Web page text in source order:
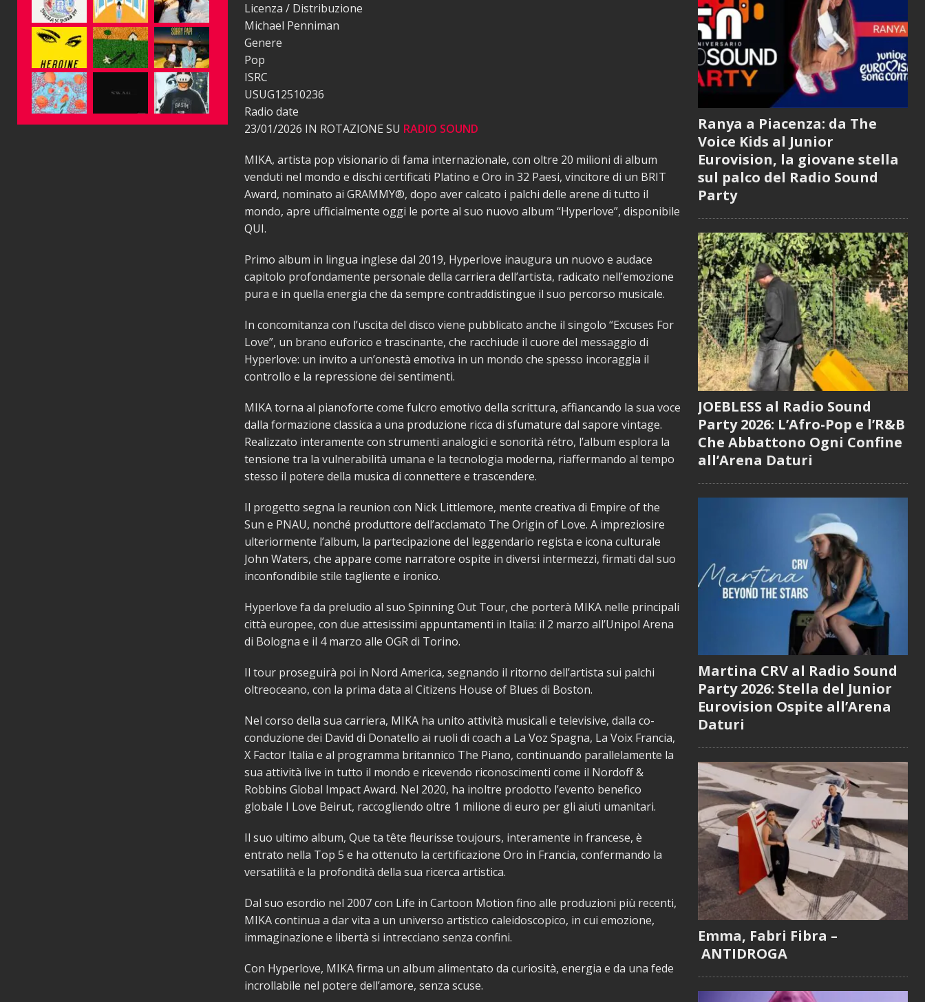
Licenza / Distribuzione
Michael Penniman
Genere
Pop
ISRC
USUG12510236
Radio date
23/01/2026 IN ROTAZIONE SU RADIO SOUND
MIKA, artista pop visionario di fama internazionale, con oltre 20 milioni di album
venduti nel mondo e dischi certificati Platino e Oro in 32 Paesi, vincitore di un BRIT
Award, nominato ai GRAMMY®, dopo aver calcato i palchi delle arene di tutto il
mondo, apre ufficialmente oggi le porte al suo nuovo album “Hyperlove”, disponibile
QUI.
Primo album in lingua inglese dal 2019, Hyperlove inaugura un nuovo e audace
capitolo profondamente personale della carriera dell’artista, radicato nell’emozione
pura e in quella energia che da sempre contraddistingue il suo percorso musicale.
In concomitanza con l’uscita del disco viene pubblicato anche il singolo “Excuses For
Love”, un brano euforico e trascinante, che racchiude il cuore del messaggio di
Hyperlove: un invito a un’onestà emotiva in un mondo che spesso incoraggia il
controllo e la repressione dei sentimenti.
MIKA torna al pianoforte come fulcro emotivo della scrittura, affiancando la sua voce
dalla formazione classica a una produzione ricca di sfumature dal sapore vintage.
Realizzato interamente con strumenti analogici e sonorità rétro, l’album esplora la
tensione tra la vulnerabilità umana e la tecnologia moderna, riaffermando al tempo
stesso il potere della musica di connettere e trascendere.
Il progetto segna la reunion con Nick Littlemore, mente creativa di Empire of the
Sun e PNAU, nonché produttore dell’acclamato The Origin of Love. A impreziosire
ulteriormente l’album, la partecipazione del leggendario regista e icona culturale
John Waters, che appare come narratore ospite in diversi intermezzi, firmati dal suo
inconfondibile stile tagliente e ironico.
Hyperlove fa da preludio al suo Spinning Out Tour, che porterà MIKA nelle principali
città europee, con due attesissimi appuntamenti in Italia: il 2 marzo all’Unipol Arena
di Bologna e il 4 marzo alle OGR di Torino.
Il tour proseguirà poi in Nord America, segnando il ritorno dell’artista sui palchi
oltreoceano, con la prima data al Citizens House of Blues di Boston.
Nel corso della sua carriera, MIKA ha unito attività musicali e televisive, dalla co-
conduzione dei David di Donatello ai ruoli di coach a La Voz Spagna, La Voix Francia,
X Factor Italia e al programma britannico The Piano, continuando parallelamente la
sua attività live in tutto il mondo e ricevendo riconoscimenti come il Nordoff &
Robbins Global Impact Award. Nel 2020, ha inoltre prodotto l’evento benefico
globale I Love Beirut, raccogliendo oltre 1 milione di euro per gli aiuti umanitari.
Il suo ultimo album, Que ta tête fleurisse toujours, interamente in francese, è
entrato nella Top 5 e ha ottenuto la certificazione Oro in Francia, confermando la
versatilità e la profondità della sua ricerca artistica.
Dal suo esordio nel 2007 con Life in Cartoon Motion fino alle produzioni più recenti,
MIKA continua a dar vita a un universo artistico caleidoscopico, in cui emozione,
immaginazione e libertà si intrecciano senza confini.
Con Hyperlove, MIKA firma un album alimentato da curiosità, energia e da una fede
incrollabile nel potere dell’amore, senza scuse.
Ranya a Piacenza: da The
Voice Kids al Junior
Eurovision, la giovane stella
sul palco del Radio Sound
Party
JOEBLESS al Radio Sound
Party 2026: L’Afro-Pop e l’R&B
Che Abbattono Ogni Confine
all’Arena Daturi
Martina CRV al Radio Sound
Party 2026: Stella del Junior
Eurovision Ospite all’Arena
Daturi
Emma, Fabri Fibra –
ANTIDROGA